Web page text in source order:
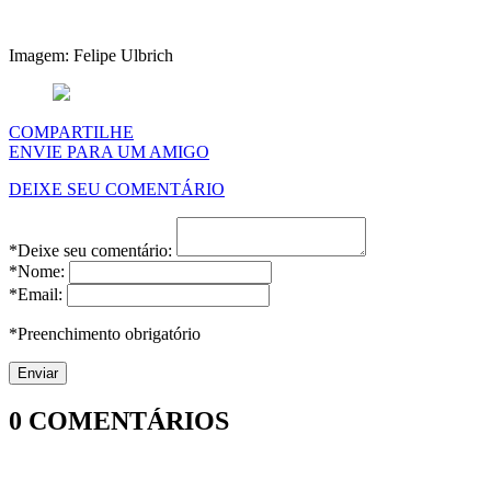
Imagem: Felipe Ulbrich
COMPARTILHE
ENVIE PARA UM AMIGO
DEIXE SEU COMENTÁRIO
*Deixe seu comentário:
*Nome:
*Email:
*Preenchimento obrigatório
0 COMENTÁRIOS